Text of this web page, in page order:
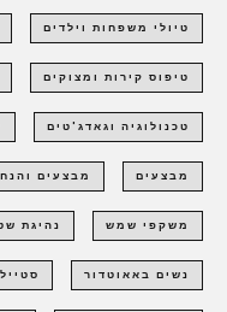
טיולי משפחות וילדים
טיפוס קירות ומצוקים
טכנולוגיה וגאדג'טים
מבצעים מבצעים
משקפי שמש נהיגת
נשים באאוטדור